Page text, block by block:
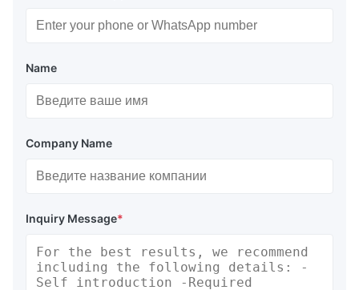
Name
Company Name
Inquiry Message*